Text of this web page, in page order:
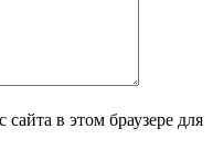
в этом браузере для